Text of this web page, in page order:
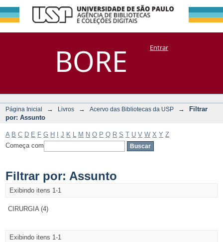
BORE
Filtrar por:
Assunto
DSpace/Manakin + CoriscoEntrar
Página Inicial → Livros → Acervo das Bibliotecas da USP →
Filtrar
por: Assunto
A B C D E F G H J K M N O P Q R S T U V W X Y Z
Começa com
Filtrar por: Assunto
Exibindo itens 1-1
CIRURGIA (4)
Exibindo itens 1-1